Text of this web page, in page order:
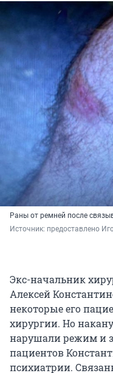
Раны от ремней после
Источник: предоставлено
Экс-начальник
Алексей
некоторые его
хирургии. Но
нарушали режим и
пациентов
психиатрии.